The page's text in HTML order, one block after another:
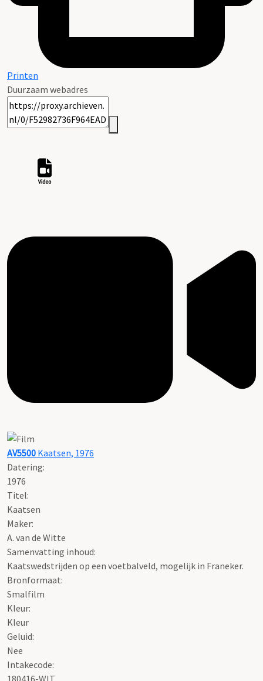
Printen
Duurzaam webadres
AV5500 Kaatsen, 1976
Datering:
1976
Titel:
Kaatsen
Maker:
A. van de Witte
Samenvatting inhoud:
Kaatswedstrijden op een voetbalveld, mogelijk in Franeker.
Bronformaat:
Smalfilm
Kleur:
Kleur
Geluid:
Nee
Intakecode: